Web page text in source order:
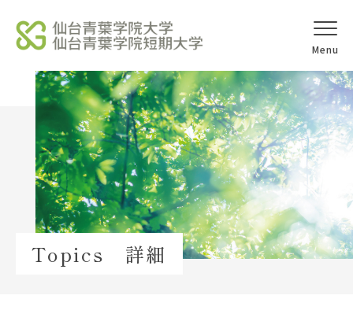
オープンキャ
ンパス
アクセス
学校法人北杜学園
Topics
イベント一覧
Topics 詳細